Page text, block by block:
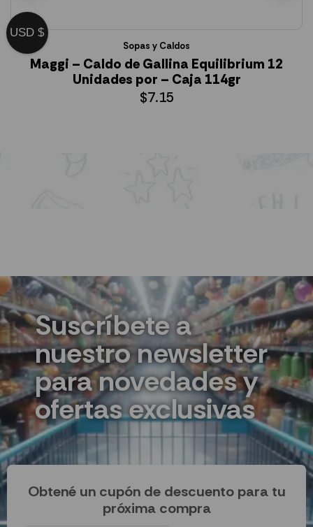
Sopas y Caldos
Maggi – Caldo de Gallina Equilibrium 12
Unidades por – Caja 114gr
$7.15
Suscríbete a
nuestro newsletter
para novedades y
ofertas exclusivas
Obtené un cupón de descuento para tu
próxima compra
USD $